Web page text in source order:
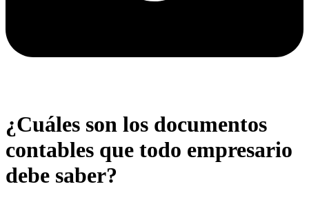
¿Cuáles son los documentos
contables que todo empresario
debe saber?